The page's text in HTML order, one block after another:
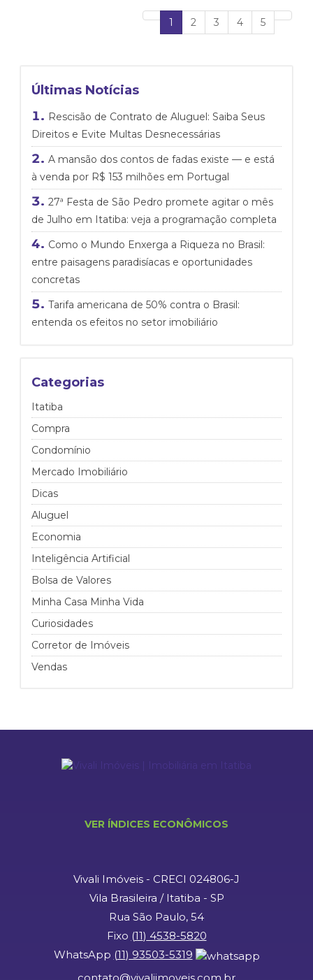
Previous
1 (current)
2 3 4 5 Next
Últimas Notícias
Rescisão de Contrato de Aluguel: Saiba Seus
Direitos e Evite Multas Desnecessárias
A mansão dos contos de fadas existe — e está
à venda por R$ 153 milhões em Portugal
27ª Festa de São Pedro promete agitar o mês
de Julho em Itatiba: veja a programação completa
Como o Mundo Enxerga a Riqueza no Brasil:
entre paisagens paradisíacas e oportunidades
concretas
Tarifa americana de 50% contra o Brasil:
entenda os efeitos no setor imobiliário
Categorias
Itatiba
Compra
Condomínio
Mercado Imobiliário
Dicas
Aluguel
Economia
Inteligência Artificial
Bolsa de Valores
Minha Casa Minha Vida
Curiosidades
Corretor de Imóveis
Vendas
VER ÍNDICES ECONÔMICOS
Vivali Imóveis - CRECI 024806-J
Vila Brasileira / Itatiba - SP
Rua São Paulo, 54
Fixo (11) 4538-5820
WhatsApp (11) 93503-5319